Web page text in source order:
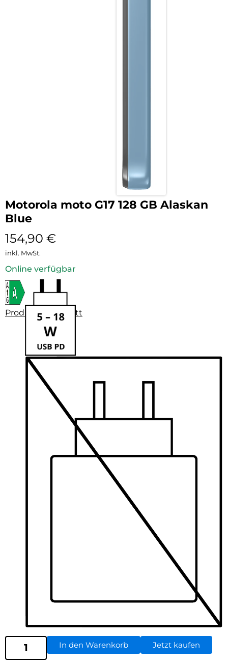
Motorola moto G17 128 GB Alaskan
Blue
154,90 €
inkl. MwSt.
Online verfügbar
Produktdatenblatt
In den Warenkorb Jetzt kaufen